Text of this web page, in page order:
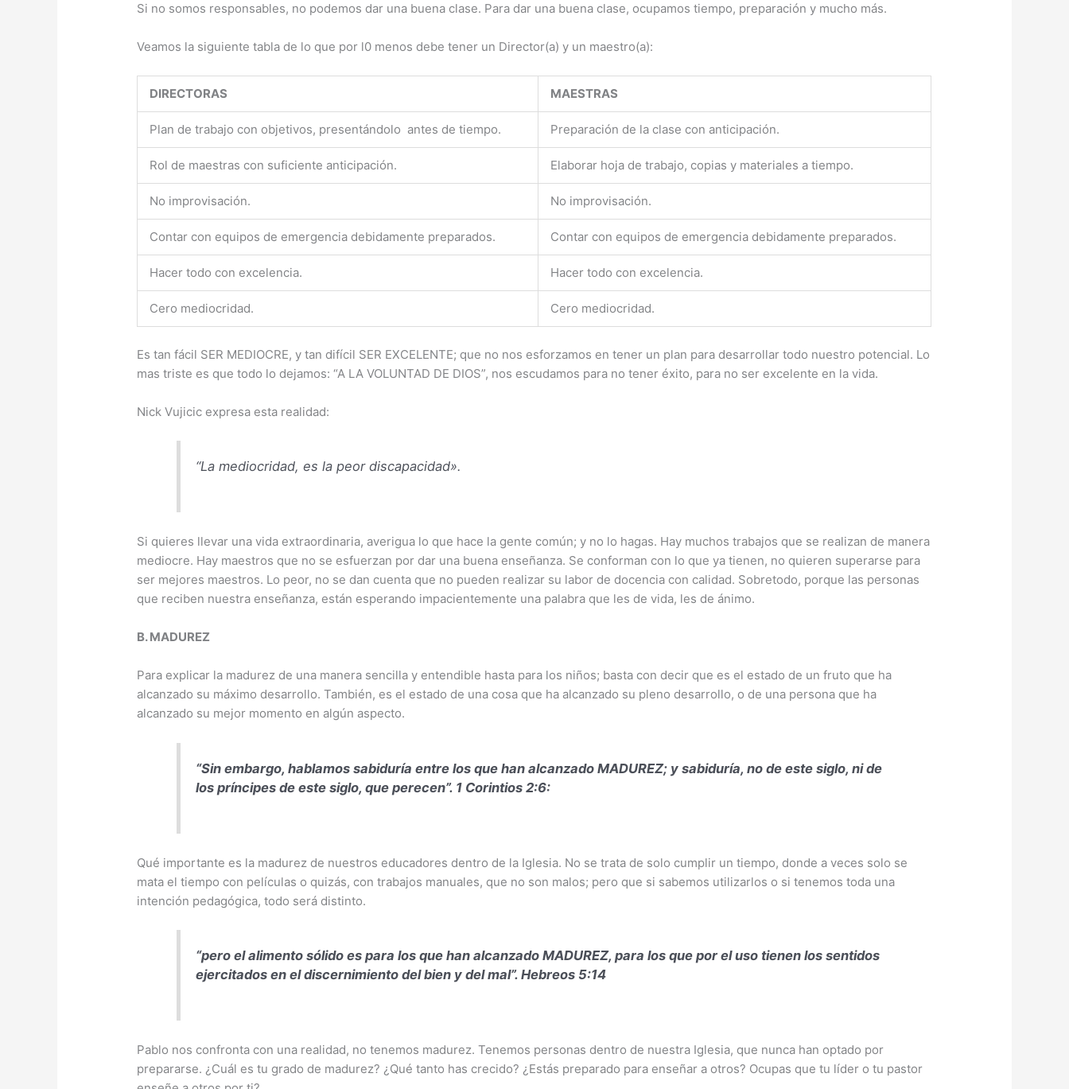
Si no somos responsables, no podemos dar una buena clase. Para dar una buena clase, ocupamos tiempo, preparación y mucho más.
Veamos la siguiente tabla de lo que por l0 menos debe tener un Director(a) y un maestro(a):
DIRECTORAS MAESTRAS
Plan de trabajo con objetivos, presentándolo antes de tiempo. Preparación de la clase con anticipación.
Rol de maestras con suficiente anticipación. Elaborar hoja de trabajo, copias y materiales a tiempo.
No improvisación. No improvisación.
Contar con equipos de emergencia debidamente preparados. Contar con equipos de emergencia debidamente preparados.
Hacer todo con excelencia. Hacer todo con excelencia.
Cero mediocridad. Cero mediocridad.
Es tan fácil SER MEDIOCRE, y tan difícil SER EXCELENTE; que no nos esforzamos en tener un plan para desarrollar todo nuestro potencial. Lo
mas triste es que todo lo dejamos: “A LA VOLUNTAD DE DIOS”, nos escudamos para no tener éxito, para no ser excelente en la vida.
Nick Vujicic expresa esta realidad:
“La mediocridad, es la peor discapacidad».
Si quieres llevar una vida extraordinaria, averigua lo que hace la gente común; y no lo hagas. Hay muchos trabajos que se realizan de manera
mediocre. Hay maestros que no se esfuerzan por dar una buena enseñanza. Se conforman con lo que ya tienen, no quieren superarse para
ser mejores maestros. Lo peor, no se dan cuenta que no pueden realizar su labor de docencia con calidad. Sobretodo, porque las personas
que reciben nuestra enseñanza, están esperando impacientemente una palabra que les de vida, les de ánimo.
B. MADUREZ
Para explicar la madurez de una manera sencilla y entendible hasta para los niños; basta con decir que es el estado de un fruto que ha
alcanzado su máximo desarrollo. También, es el estado de una cosa que ha alcanzado su pleno desarrollo, o de una persona que ha
alcanzado su mejor momento en algún aspecto.
“Sin embargo, hablamos sabiduría entre los que han alcanzado MADUREZ; y sabiduría, no de este siglo, ni de
los príncipes de este siglo, que perecen”. 1 Corintios 2:6:
Qué importante es la madurez de nuestros educadores dentro de la Iglesia. No se trata de solo cumplir un tiempo, donde a veces solo se
mata el tiempo con películas o quizás, con trabajos manuales, que no son malos; pero que si sabemos utilizarlos o si tenemos toda una
intención pedagógica, todo será distinto.
“pero el alimento sólido es para los que han alcanzado MADUREZ, para los que por el uso tienen los sentidos
ejercitados en el discernimiento del bien y del mal”. Hebreos 5:14
Pablo nos confronta con una realidad, no tenemos madurez. Tenemos personas dentro de nuestra Iglesia, que nunca han optado por
prepararse. ¿Cuál es tu grado de madurez? ¿Qué tanto has crecido? ¿Estás preparado para enseñar a otros? Ocupas que tu líder o tu pastor